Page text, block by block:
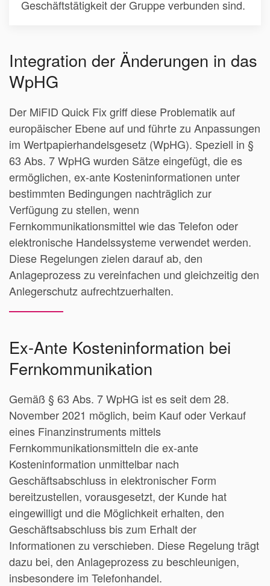
Geschäftstätigkeit der Gruppe verbunden sind.
Integration der Änderungen in das
WpHG
Der MiFID Quick Fix griff diese Problematik auf
europäischer Ebene auf und führte zu Anpassungen
im Wertpapierhandelsgesetz (WpHG). Speziell in §
63 Abs. 7 WpHG wurden Sätze eingefügt, die es
ermöglichen, ex-ante Kosteninformationen unter
bestimmten Bedingungen nachträglich zur
Verfügung zu stellen, wenn
Fernkommunikationsmittel wie das Telefon oder
elektronische Handelssysteme verwendet werden.
Diese Regelungen zielen darauf ab, den
Anlageprozess zu vereinfachen und gleichzeitig den
Anlegerschutz aufrechtzuerhalten.
Ex-Ante Kosteninformation bei
Fernkommunikation
Gemäß § 63 Abs. 7 WpHG ist es seit dem 28.
November 2021 möglich, beim Kauf oder Verkauf
eines Finanzinstruments mittels
Fernkommunikationsmitteln die ex-ante
Kosteninformation unmittelbar nach
Geschäftsabschluss in elektronischer Form
bereitzustellen, vorausgesetzt, der Kunde hat
eingewilligt und die Möglichkeit erhalten, den
Geschäftsabschluss bis zum Erhalt der
Informationen zu verschieben. Diese Regelung trägt
dazu bei, den Anlageprozess zu beschleunigen,
insbesondere im Telefonhandel.